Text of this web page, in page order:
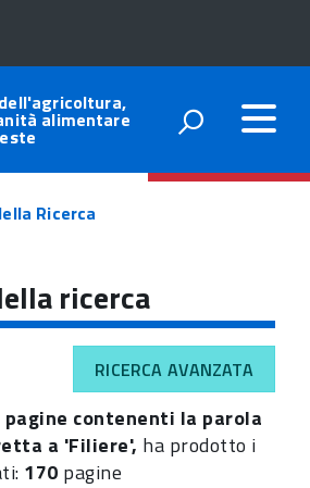
alimentare
Ricerca
ricerca
RICERCA AVANZATA
pagine contenenti la parola
a 'Filiere', ha prodotto i
170 pagine